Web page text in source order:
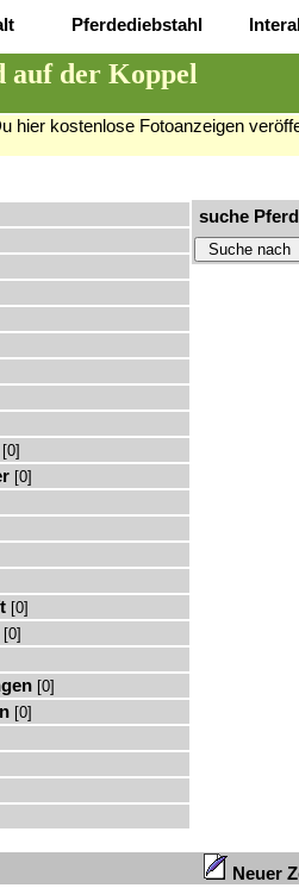
Pferdediebstahl
auf der Koppel
hier kostenlose Fotoanzeigen
[0]
[0]
[0]
[0]
[0]
[0]
suche Pferd
Neuer